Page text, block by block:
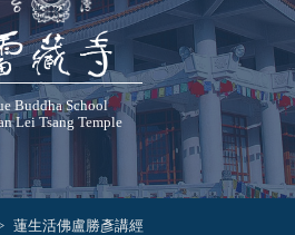
Buddha School
Lei Tsang Temple
蓮生活佛盧勝彥講經